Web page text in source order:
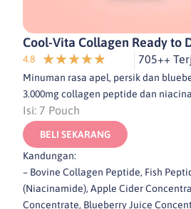
Cool-Vita Collagen Ready to
4.8 ★★★★★ Rated
4.8
out
5
705++
Minuman rasa apel, persik dan
3.000mg collagen peptide dan
Isi: 7 Pouch
BELI SEKARANG
Kandungan:
– Bovine Collagen Peptide, Fish
(Niacinamide), Apple Cider
Concentrate, Blueberry Juice